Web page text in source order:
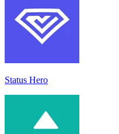
Status Hero